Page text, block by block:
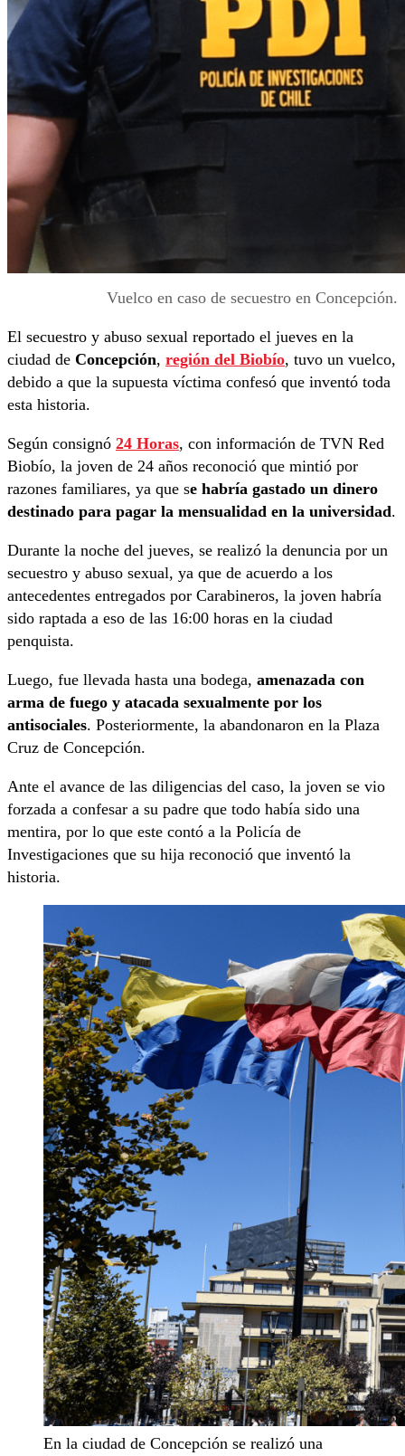
Vuelco en caso de secuestro en Concepción.
El secuestro y abuso sexual reportado el jueves en la
ciudad de Concepción, región del Biobío, tuvo un vuelco,
debido a que la supuesta víctima confesó que inventó toda
esta historia.
Según consignó 24 Horas, con información de TVN Red
Biobío, la joven de 24 años reconoció que mintió por
razones familiares, ya que se habría gastado un dinero
destinado para pagar la mensualidad en la universidad.
Durante la noche del jueves, se realizó la denuncia por un
secuestro y abuso sexual, ya que de acuerdo a los
antecedentes entregados por Carabineros, la joven habría
sido raptada a eso de las 16:00 horas en la ciudad
penquista.
Luego, fue llevada hasta una bodega, amenazada con
arma de fuego y atacada sexualmente por los
antisociales. Posteriormente, la abandonaron en la Plaza
Cruz de Concepción.
Ante el avance de las diligencias del caso, la joven se vio
forzada a confesar a su padre que todo había sido una
mentira, por lo que este contó a la Policía de
Investigaciones que su hija reconoció que inventó la
historia.
En la ciudad de Concepción se realizó una